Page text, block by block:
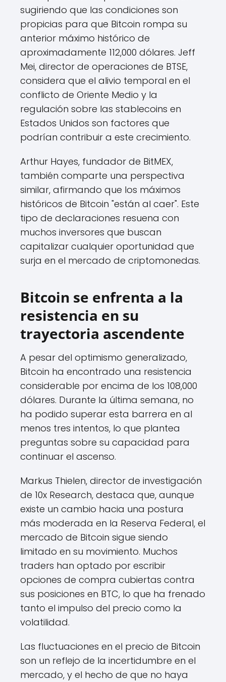
sugiriendo que las condiciones son
propicias para que Bitcoin rompa su
anterior máximo histórico de
aproximadamente 112,000 dólares. Jeff
Mei, director de operaciones de BTSE,
considera que el alivio temporal en el
conflicto de Oriente Medio y la
regulación sobre las stablecoins en
Estados Unidos son factores que
podrían contribuir a este crecimiento.
Arthur Hayes, fundador de BitMEX,
también comparte una perspectiva
similar, afirmando que los máximos
históricos de Bitcoin "están al caer". Este
tipo de declaraciones resuena con
muchos inversores que buscan
capitalizar cualquier oportunidad que
surja en el mercado de criptomonedas.
Bitcoin se enfrenta a la
resistencia en su
trayectoria ascendente
A pesar del optimismo generalizado,
Bitcoin ha encontrado una resistencia
considerable por encima de los 108,000
dólares. Durante la última semana, no
ha podido superar esta barrera en al
menos tres intentos, lo que plantea
preguntas sobre su capacidad para
continuar el ascenso.
Markus Thielen, director de investigación
de 10x Research, destaca que, aunque
existe un cambio hacia una postura
más moderada en la Reserva Federal, el
mercado de Bitcoin sigue siendo
limitado en su movimiento. Muchos
traders han optado por escribir
opciones de compra cubiertas contra
sus posiciones en BTC, lo que ha frenado
tanto el impulso del precio como la
volatilidad.
Las fluctuaciones en el precio de Bitcoin
son un reflejo de la incertidumbre en el
mercado, y el hecho de que no haya